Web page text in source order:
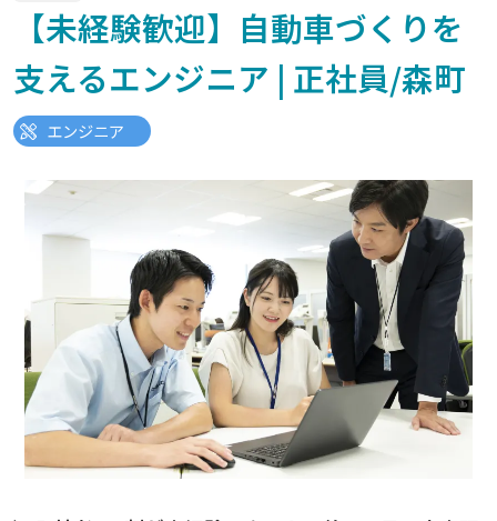
【未経験歓迎】自動車づくりを
支えるエンジニア | 正社員/森町
エンジニア